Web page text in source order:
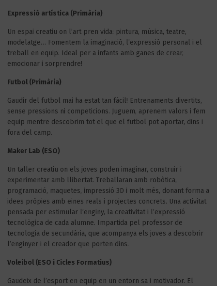
Expressió artística (Primària)
Un espai creatiu on l’art pren vida: pintura, música, teatre,
modelatge… Fomentem la imaginació, l’expressió personal i el
treball en equip. Ideal per a infants amb ganes de crear,
emocionar i sorprendre!
Futbol (Primària)
Gaudir del futbol mai ha estat tan fàcil! Entrenaments divertits,
sense pressions ni competicions. Juguem, aprenem valors i fem
equip mentre descobrim tot el que el futbol pot aportar, dins i
fora del camp.
Maker Lab (ESO)
Un taller creatiu on els joves poden imaginar, construir i
experimentar amb llibertat. Treballaran amb robòtica,
programació, maquetes, impressió 3D i molt més, donant forma a
idees pròpies amb eines reals i projectes concrets. Una activitat
pensada per estimular l’enginy, la creativitat i l’expressió
tecnològica de cada alumne. Impartida pel professor de
tecnologia de secundària, que acompanya els joves a descobrir
l’enginyer i el creador que porten dins.
Voleibol (ESO i Cicles Formatius)
Gaudeix de l’esport en equip en un entorn sa i motivador. El